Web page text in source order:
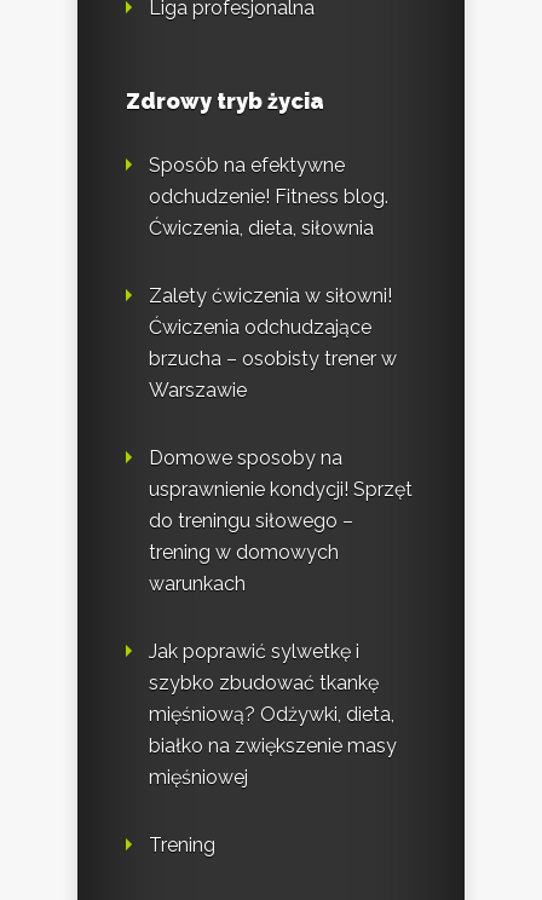
Liga profesjonalna
Zdrowy tryb życia
Sposób na efektywne
odchudzenie! Fitness blog.
Ćwiczenia, dieta, siłownia
Zalety ćwiczenia w siłowni!
Ćwiczenia odchudzające
brzucha – osobisty trener w
Warszawie
Domowe sposoby na
usprawnienie kondycji! Sprzęt
do treningu siłowego –
trening w domowych
warunkach
Jak poprawić sylwetkę i
szybko zbudować tkankę
mięśniową? Odżywki, dieta,
białko na zwiększenie masy
mięśniowej
Trening